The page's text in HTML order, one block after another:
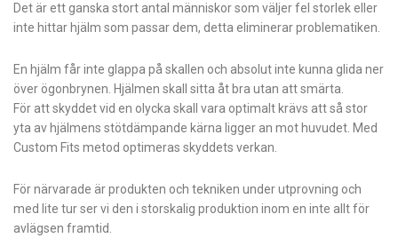
Det är ett ganska stort antal människor som väljer fel storlek eller
inte hittar hjälm som passar dem, detta eliminerar problematiken.
En hjälm får inte glappa på skallen och absolut inte kunna glida ner
över ögonbrynen. Hjälmen skall sitta åt bra utan att smärta.
För att skyddet vid en olycka skall vara optimalt krävs att så stor
yta av hjälmens stötdämpande kärna ligger an mot huvudet. Med
Custom Fits metod optimeras skyddets verkan.
För närvarade är produkten och tekniken under utprovning och
med lite tur ser vi den i storskalig produktion inom en inte allt för
avlägsen framtid.